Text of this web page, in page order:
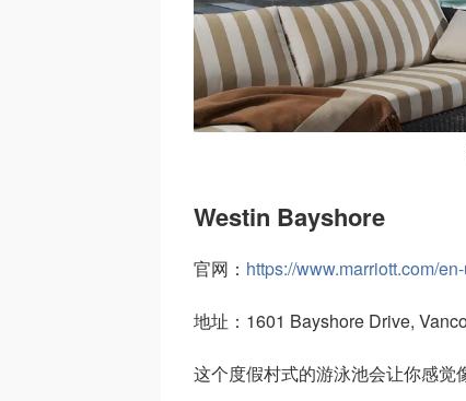
Westin Bayshore
官网： https://www.marriott.com/
地址：1601 Bayshore Drive,
这个度假村式的游泳池会让你感觉